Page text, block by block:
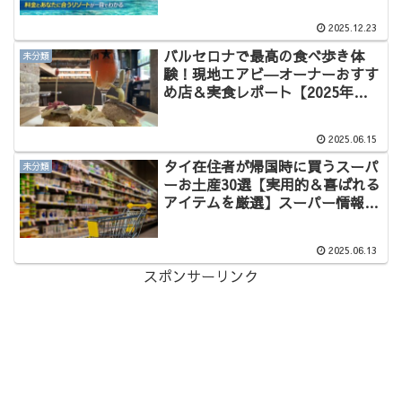
2025.12.23
未分類
バルセロナで最高の食べ歩き体
験！現地エアビ―オーナーおすす
め店＆実食レポート【2025年初
2025.06.15
未分類
タイ在住者が帰国時に買うスーパ
ーお土産30選【実用的＆喜ばれる
アイテムを厳選】スーパー情報あ
2025.06.13
スポンサーリンク